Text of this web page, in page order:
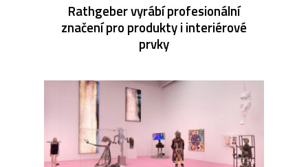
Rathgeber vyrábí profesionální
značení pro produkty i interiérové
prvky